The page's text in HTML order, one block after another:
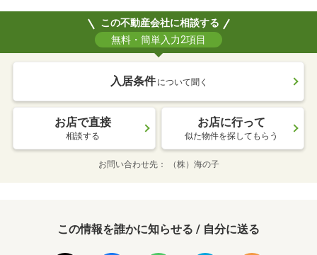
この不動産会社に相談する
無料・簡単入力2項目
入居条件 について聞く
お店で直接
相談する
お店に行って
似た物件を探してもらう
お問い合わせ先 （株）海の子
この情報を誰かに知らせる / 自分に送る